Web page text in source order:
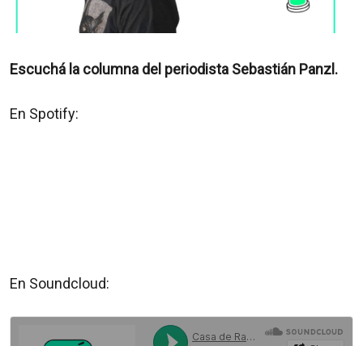
Escuchá la columna del periodista Sebastián Panzl.
En Spotify:
En Soundcloud: